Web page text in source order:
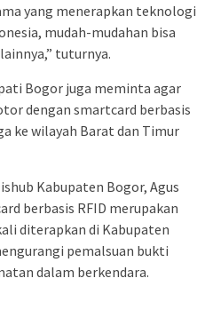
yang menerapkan teknologi
mudah-mudahan bisa
tuturnya.
Bogor juga meminta agar
dengan smartcard berbasis
ke wilayah Barat dan Timur
Kabupaten Bogor, Agus
berbasis RFID merupakan
diterapkan di Kabupaten
pemalsuan bukti
dalam berkendara.